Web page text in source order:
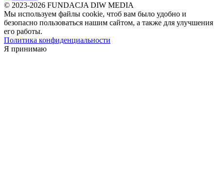
© 2023-2026 FUNDACJA DIW MEDIA
Мы используем файлы cookie, чтоб вам было удобно и
безопасно пользоваться нашим сайтом, а также для улучшения
его работы.
Политика конфиденциальности
Я принимаю